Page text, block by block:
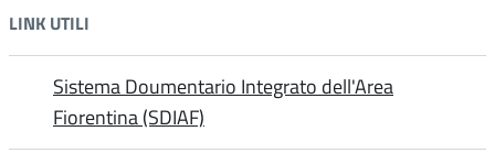
LINK UTILI
Sistema Doumentario Integrato dell'Area
Fiorentina (SDIAF)